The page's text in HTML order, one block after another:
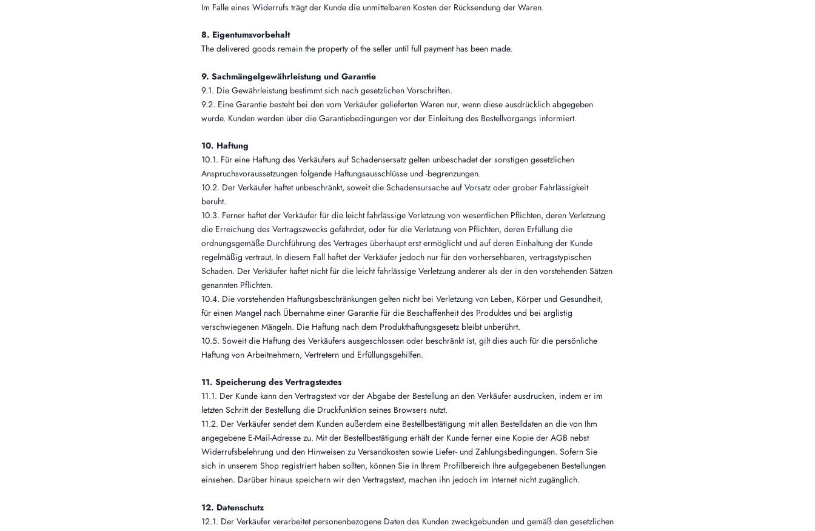
Im Falle eines Widerrufs trägt der Kunde die unmittelbaren Kosten der Rücksendung der Waren.
8. Eigentumsvorbehalt
The delivered goods remain the property of the seller until full payment has been made.
9. Sachmängelgewährleistung und Garantie
9.1. Die Gewährleistung bestimmt sich nach gesetzlichen Vorschriften.
9.2. Eine Garantie besteht bei den vom Verkäufer gelieferten Waren nur, wenn diese ausdrücklich abgegeben
wurde. Kunden werden über die Garantiebedingungen vor der Einleitung des Bestellvorgangs informiert.
10. Haftung
10.1. Für eine Haftung des Verkäufers auf Schadensersatz gelten unbeschadet der sonstigen gesetzlichen
Anspruchsvoraussetzungen folgende Haftungsausschlüsse und -begrenzungen.
10.2. Der Verkäufer haftet unbeschränkt, soweit die Schadensursache auf Vorsatz oder grober Fahrlässigkeit
beruht.
10.3. Ferner haftet der Verkäufer für die leicht fahrlässige Verletzung von wesentlichen Pflichten, deren Verletzung
die Erreichung des Vertragszwecks gefährdet, oder für die Verletzung von Pflichten, deren Erfüllung die
ordnungsgemäße Durchführung des Vertrages überhaupt erst ermöglicht und auf deren Einhaltung der Kunde
regelmäßig vertraut. In diesem Fall haftet der Verkäufer jedoch nur für den vorhersehbaren, vertragstypischen
Schaden. Der Verkäufer haftet nicht für die leicht fahrlässige Verletzung anderer als der in den vorstehenden Sätzen
genannten Pflichten.
10.4. Die vorstehenden Haftungsbeschränkungen gelten nicht bei Verletzung von Leben, Körper und Gesundheit,
für einen Mangel nach Übernahme einer Garantie für die Beschaffenheit des Produktes und bei arglistig
verschwiegenen Mängeln. Die Haftung nach dem Produkthaftungsgesetz bleibt unberührt.
10.5. Soweit die Haftung des Verkäufers ausgeschlossen oder beschränkt ist, gilt dies auch für die persönliche
Haftung von Arbeitnehmern, Vertretern und Erfüllungsgehilfen.
11. Speicherung des Vertragstextes
11.1. Der Kunde kann den Vertragstext vor der Abgabe der Bestellung an den Verkäufer ausdrucken, indem er im
letzten Schritt der Bestellung die Druckfunktion seines Browsers nutzt.
11.2. Der Verkäufer sendet dem Kunden außerdem eine Bestellbestätigung mit allen Bestelldaten an die von Ihm
angegebene E-Mail-Adresse zu. Mit der Bestellbestätigung erhält der Kunde ferner eine Kopie der AGB nebst
Widerrufsbelehrung und den Hinweisen zu Versandkosten sowie Liefer- und Zahlungsbedingungen. Sofern Sie
sich in unserem Shop registriert haben sollten, können Sie in Ihrem Profilbereich Ihre aufgegebenen Bestellungen
einsehen. Darüber hinaus speichern wir den Vertragstext, machen ihn jedoch im Internet nicht zugänglich.
12. Datenschutz
12.1. Der Verkäufer verarbeitet personenbezogene Daten des Kunden zweckgebunden und gemäß den gesetzlichen